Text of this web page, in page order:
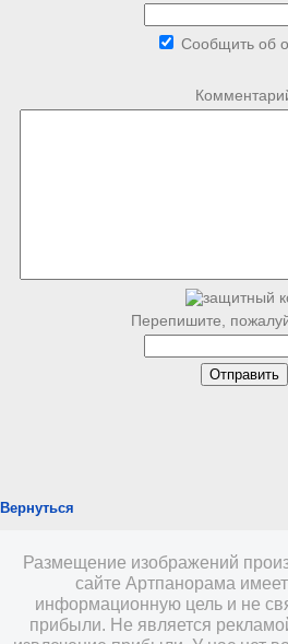
Сообщить об
Перепишите,
Вернуться
Размещение изображений
сайте Артпанорама
информационную цель и не
прибыли. Не является